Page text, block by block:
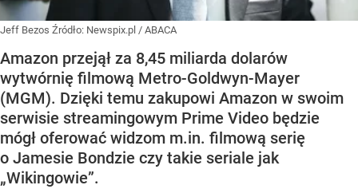
Jeff Bezos Źródło: Newspix.pl / ABACA
Amazon przejął za 8,45 miliarda dolarów
wytwórnię filmową Metro-Goldwyn-Mayer
(MGM). Dzięki temu zakupowi Amazon w swoim
serwisie streamingowym Prime Video będzie
mógł oferować widzom m.in. filmową serię
o Jamesie Bondzie czy takie seriale jak
„Wikingowie”.